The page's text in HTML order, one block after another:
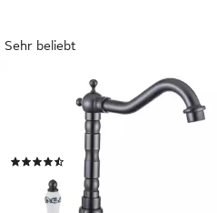
Sehr beliebt
Waschtischarmatur Wasserhahn Bad
Küche Waschbeckenarmatur
Badarmaturen Küchenarmatur
(24)
48,99 € 91,99 €